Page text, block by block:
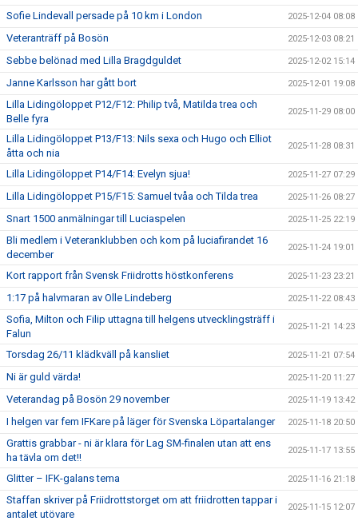
Sofie Lindevall persade på 10 km i London 2025-12-04 08:08
Veteranträff på Bosön 2025-12-03 08:21
Sebbe belönad med Lilla Bragdguldet 2025-12-02 15:14
Janne Karlsson har gått bort 2025-12-01 19:08
Lilla Lidingöloppet P12/F12: Philip två, Matilda trea och
Belle fyra
2025-11-29 08:00
Lilla Lidingöloppet P13/F13: Nils sexa och Hugo och Elliot
åtta och nia
2025-11-28 08:31
Lilla Lidingöloppet P14/F14: Evelyn sjua! 2025-11-27 07:29
Lilla Lidingöloppet P15/F15: Samuel tvåa och Tilda trea 2025-11-26 08:27
Snart 1500 anmälningar till Luciaspelen 2025-11-25 22:19
Bli medlem i Veteranklubben och kom på luciafirandet 16
december
2025-11-24 19:01
Kort rapport från Svensk Friidrotts höstkonferens 2025-11-23 23:21
1:17 på halvmaran av Olle Lindeberg 2025-11-22 08:43
Sofia, Milton och Filip uttagna till helgens utvecklingsträff i
Falun
2025-11-21 14:23
Torsdag 26/11 klädkväll på kansliet 2025-11-21 07:54
Ni är guld värda! 2025-11-20 11:27
Veterandag på Bosön 29 november 2025-11-19 13:42
I helgen var fem IFKare på läger för Svenska Löpartalanger 2025-11-18 20:50
Grattis grabbar - ni är klara för Lag SM-finalen utan att ens
ha tävla om det!!
2025-11-17 13:55
Glitter – IFK-galans tema 2025-11-16 21:18
Staffan skriver på Friidrottstorget om att friidrotten tappar i
antalet utövare
2025-11-15 12:07